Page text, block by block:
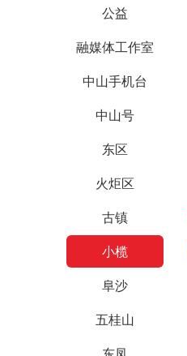
公益
融媒体工作室
中山手机台
中山号
东区
火炬区
古镇
小榄
阜沙
五桂山